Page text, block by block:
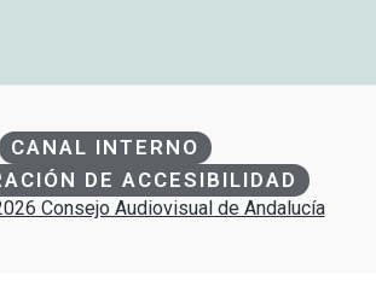
CANAL INTERNO
DE ACCESIBILIDAD
Consejo Audiovisual de Andalucía